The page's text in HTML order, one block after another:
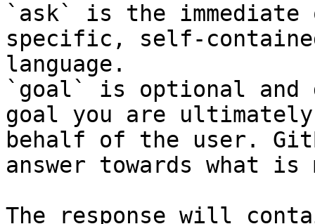
`ask` is the
specific, self-
language.
`goal` is optional and
goal you are
behalf of the user.
answer towards what
The response will